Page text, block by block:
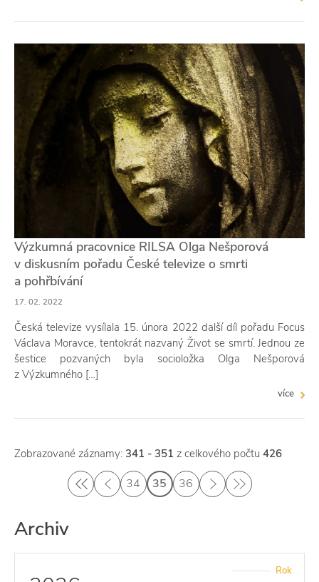
Výzkumná pracovnice RILSA Olga Nešporová
v diskusním pořadu České televize o smrti
a pohřbívání
17. 02. 2022
Česká televize vysílala 15. února 2022 další díl pořadu Focus
Václava Moravce, tentokrát nazvaný Život se smrtí. Jednou ze
šestice pozvaných byla socioložka Olga Nešporová
z Výzkumného […]
více
Zobrazované záznamy: 341 - 351 z celkového počtu 426
34 35 36
Archiv
Rok